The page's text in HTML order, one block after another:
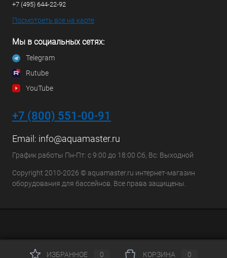
+7 (495) 644-22-92
Посмотреть все на карте
Мы в социальных сетях:
Telegram
Rutube
YouTube
+7 (800) 551-00-91
Email: info@aquamaster.ru
График работы Пн-Пт: с 9:00 до 18:00 Сб, Вс: Выходной
Copyright 2010-2026 © aquamaster.ru интернет-магазин
оборудования для бассейнов. Все права защищены.
ИЗБРАННОЕ 0 КОРЗИНА 0